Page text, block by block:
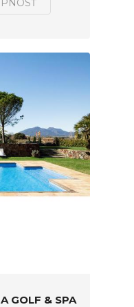
GOLF & SPA